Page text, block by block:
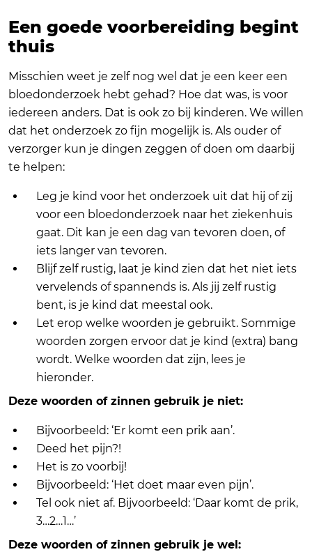
Een goede voorbereiding begint
thuis
Misschien weet je zelf nog wel dat je een keer een
bloedonderzoek hebt gehad? Hoe dat was, is voor
iedereen anders. Dat is ook zo bij kinderen. We willen
dat het onderzoek zo fijn mogelijk is. Als ouder of
verzorger kun je dingen zeggen of doen om daarbij
te helpen:
Leg je kind voor het onderzoek uit dat hij of zij
voor een bloedonderzoek naar het ziekenhuis
gaat. Dit kan je een dag van tevoren doen, of
iets langer van tevoren.
Blijf zelf rustig, laat je kind zien dat het niet iets
vervelends of spannends is. Als jij zelf rustig
bent, is je kind dat meestal ook.
Let erop welke woorden je gebruikt. Sommige
woorden zorgen ervoor dat je kind (extra) bang
wordt. Welke woorden dat zijn, lees je
hieronder.
Deze woorden of zinnen gebruik je niet:
Bijvoorbeeld: ‘Er komt een prik aan’.
Deed het pijn?!
Het is zo voorbij!
Bijvoorbeeld: ‘Het doet maar even pijn’.
Tel ook niet af. Bijvoorbeeld: ‘Daar komt de prik,
3…2…1…’
Deze woorden of zinnen gebruik je wel: